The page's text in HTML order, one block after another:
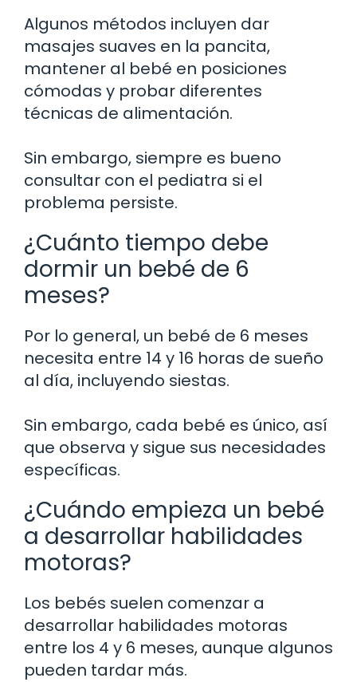
Algunos métodos incluyen dar
masajes suaves en la pancita,
mantener al bebé en posiciones
cómodas y probar diferentes
técnicas de alimentación.
Sin embargo, siempre es bueno
consultar con el pediatra si el
problema persiste.
¿Cuánto tiempo debe
dormir un bebé de 6
meses?
Por lo general, un bebé de 6 meses
necesita entre 14 y 16 horas de sueño
al día, incluyendo siestas.
Sin embargo, cada bebé es único, así
que observa y sigue sus necesidades
específicas.
¿Cuándo empieza un bebé
a desarrollar habilidades
motoras?
Los bebés suelen comenzar a
desarrollar habilidades motoras
entre los 4 y 6 meses, aunque algunos
pueden tardar más.